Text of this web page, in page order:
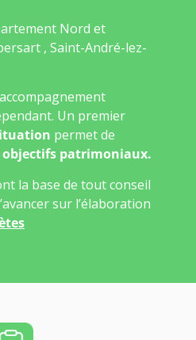
Nord et
, Saint-André-lez-
Un premier
permet de
objectifs patrimoniaux.
la base de tout conseil
sur l’élaboration